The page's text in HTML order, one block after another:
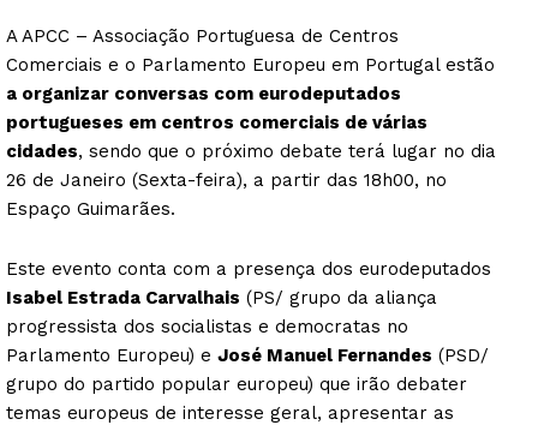
A APCC – Associação Portuguesa de Centros
Comerciais e o Parlamento Europeu em Portugal estão
a organizar conversas com eurodeputados
portugueses em centros comerciais de várias
cidades, sendo que o próximo debate terá lugar no dia
26 de Janeiro (Sexta-feira), a partir das 18h00, no
Espaço Guimarães.
Este evento conta com a presença dos eurodeputados
Isabel Estrada Carvalhais (PS/ grupo da aliança
progressista dos socialistas e democratas no
Parlamento Europeu) e José Manuel Fernandes (PSD/
grupo do partido popular europeu) que irão debater
temas europeus de interesse geral, apresentar as